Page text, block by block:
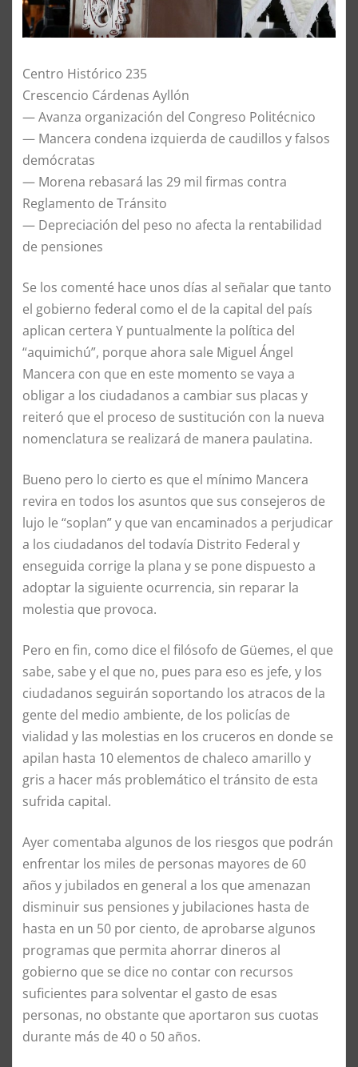
Centro Histórico 235
Crescencio Cárdenas Ayllón
— Avanza organización del Congreso Politécnico
— Mancera condena izquierda de caudillos y falsos
demócratas
— Morena rebasará las 29 mil firmas contra
Reglamento de Tránsito
— Depreciación del peso no afecta la rentabilidad
de pensiones
Se los comenté hace unos días al señalar que tanto
el gobierno federal como el de la capital del país
aplican certera Y puntualmente la política del
“aquimichú”, porque ahora sale Miguel Ángel
Mancera con que en este momento se vaya a
obligar a los ciudadanos a cambiar sus placas y
reiteró que el proceso de sustitución con la nueva
nomenclatura se realizará de manera paulatina.
Bueno pero lo cierto es que el mínimo Mancera
revira en todos los asuntos que sus consejeros de
lujo le “soplan” y que van encaminados a perjudicar
a los ciudadanos del todavía Distrito Federal y
enseguida corrige la plana y se pone dispuesto a
adoptar la siguiente ocurrencia, sin reparar la
molestia que provoca.
Pero en fin, como dice el filósofo de Güemes, el que
sabe, sabe y el que no, pues para eso es jefe, y los
ciudadanos seguirán soportando los atracos de la
gente del medio ambiente, de los policías de
vialidad y las molestias en los cruceros en donde se
apilan hasta 10 elementos de chaleco amarillo y
gris a hacer más problemático el tránsito de esta
sufrida capital.
Ayer comentaba algunos de los riesgos que podrán
enfrentar los miles de personas mayores de 60
años y jubilados en general a los que amenazan
disminuir sus pensiones y jubilaciones hasta de
hasta en un 50 por ciento, de aprobarse algunos
programas que permita ahorrar dineros al
gobierno que se dice no contar con recursos
suficientes para solventar el gasto de esas
personas, no obstante que aportaron sus cuotas
durante más de 40 o 50 años.